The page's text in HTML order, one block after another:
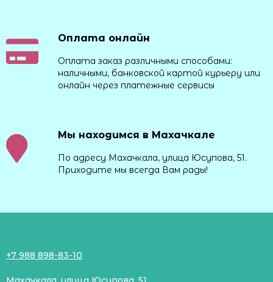
Оплата онлайн
Оплата заказ различными способами:
наличными, банковской картой курьеру или
онлайн через платежные сервисы
Мы находимся в Махачкале
По адресу Махачкала, улица Юсупова, 51.
Приходите мы всегда Вам рады!
+7 988 898-83-10